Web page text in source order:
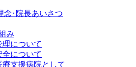
念･院長あいさつ
み
理について
全について
療支援病院として